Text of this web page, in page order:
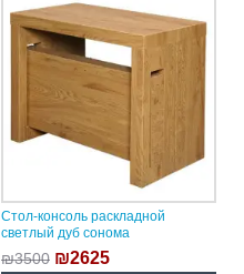
Стол-консоль раскладной
светлый дуб сонома
₪3500 ₪2625